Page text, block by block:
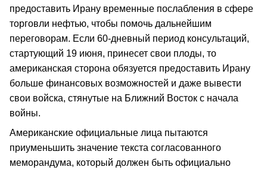
предоставить Ирану временные послабления в сфере
торговли нефтью, чтобы помочь дальнейшим
переговорам. Если 60-дневный период консультаций,
стартующий 19 июня, принесет свои плоды, то
американская сторона обязуется предоставить Ирану
больше финансовых возможностей и даже вывести
свои войска, стянутые на Ближний Восток с начала
войны.
Американские официальные лица пытаются
приуменьшить значение текста согласованного
меморандума, который должен быть официально